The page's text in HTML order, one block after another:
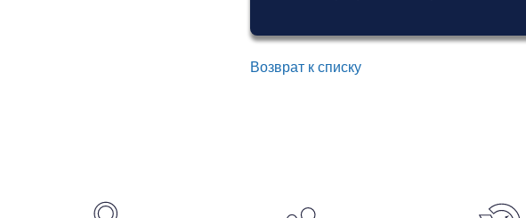
Возврат к списку